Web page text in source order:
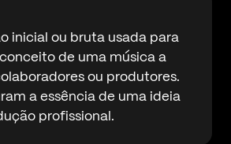
inicial ou bruta usada para
de uma música a
ou produtores.
a essência de uma ideia
profissional.